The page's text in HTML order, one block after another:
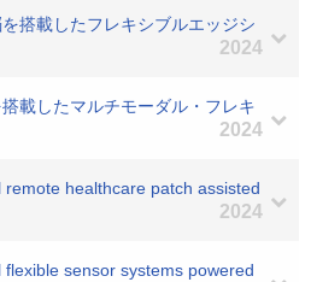
搭載したフレキシブルエッジシ
2024
載したマルチモーダル・フレキ
2024
healthcare patch assisted
2024
sensor systems powered